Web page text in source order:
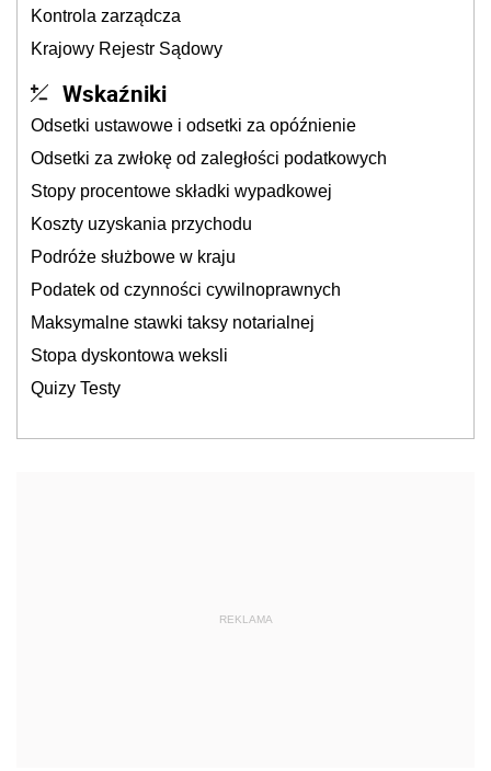
Kontrola zarządcza
Krajowy Rejestr Sądowy
Wskaźniki
Odsetki ustawowe i odsetki za opóźnienie
Odsetki za zwłokę od zaległości podatkowych
Stopy procentowe składki wypadkowej
Koszty uzyskania przychodu
Podróże służbowe w kraju
Podatek od czynności cywilnoprawnych
Maksymalne stawki taksy notarialnej
Stopa dyskontowa weksli
Quizy Testy
REKLAMA